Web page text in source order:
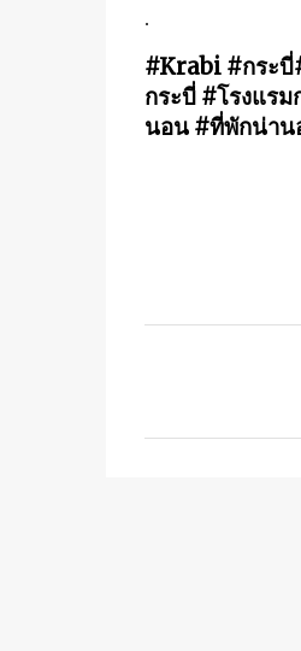
.
#Krabi #กระบี่
กระบี่ #โรงแรม
นอน #ที่พักน่า